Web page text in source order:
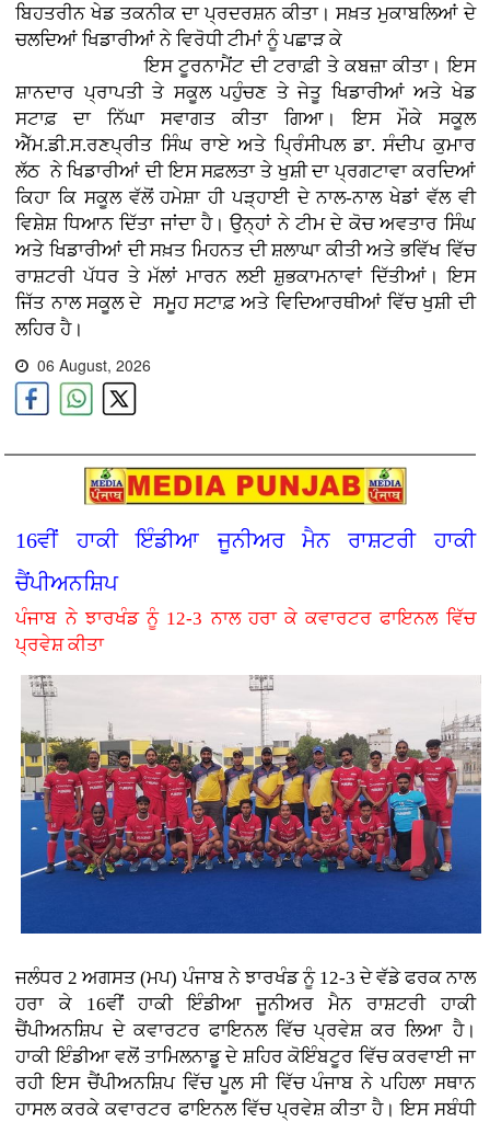
ਬਿਹਤਰੀਨ ਖੇਡ ਤਕਨੀਕ ਦਾ ਪ੍ਰਦਰਸ਼ਨ ਕੀਤਾ। ਸਖ਼ਤ ਮੁਕਾਬਲਿਆਂ ਦੇ
ਚਲਦਿਆਂ ਖਿਡਾਰੀਆਂ ਨੇ ਵਿਰੋਧੀ ਟੀਮਾਂ ਨੂੰ ਪਛਾੜ ਕੇ
ਇਸ ਟੂਰਨਾਮੈਂਟ ਦੀ ਟਰਾਫ਼ੀ ਤੇ ਕਬਜ਼ਾ ਕੀਤਾ। ਇਸ
ਸ਼ਾਨਦਾਰ ਪ੍ਰਾਪਤੀ ਤੇ ਸਕੂਲ ਪਹੁੰਚਣ ਤੇ ਜੇਤੂ ਖਿਡਾਰੀਆਂ ਅਤੇ ਖੇਡ
ਸਟਾਫ਼ ਦਾ ਨਿੱਘਾ ਸਵਾਗਤ ਕੀਤਾ ਗਿਆ। ਇਸ ਮੌਕੇ ਸਕੂਲ
ਐੱਮ.ਡੀ.ਸ.ਰਣਪ੍ਰੀਤ ਸਿੰਘ ਰਾਏ ਅਤੇ ਪ੍ਰਿੰਸੀਪਲ ਡਾ. ਸੰਦੀਪ ਕੁਮਾਰ
ਲੱਠ ਨੇ ਖਿਡਾਰੀਆਂ ਦੀ ਇਸ ਸਫ਼ਲਤਾ ਤੇ ਖੁਸ਼ੀ ਦਾ ਪ੍ਰਗਟਾਵਾ ਕਰਦਿਆਂ
ਕਿਹਾ ਕਿ ਸਕੂਲ ਵੱਲੋਂ ਹਮੇਸ਼ਾ ਹੀ ਪੜ੍ਹਾਈ ਦੇ ਨਾਲ-ਨਾਲ ਖੇਡਾਂ ਵੱਲ ਵੀ
ਵਿਸ਼ੇਸ਼ ਧਿਆਨ ਦਿੱਤਾ ਜਾਂਦਾ ਹੈ। ਉਨ੍ਹਾਂ ਨੇ ਟੀਮ ਦੇ ਕੋਚ ਅਵਤਾਰ ਸਿੰਘ
ਅਤੇ ਖਿਡਾਰੀਆਂ ਦੀ ਸਖ਼ਤ ਮਿਹਨਤ ਦੀ ਸ਼ਲਾਘਾ ਕੀਤੀ ਅਤੇ ਭਵਿੱਖ ਵਿੱਚ
ਰਾਸ਼ਟਰੀ ਪੱਧਰ ਤੇ ਮੱਲਾਂ ਮਾਰਨ ਲਈ ਸ਼ੁਭਕਾਮਨਾਵਾਂ ਦਿੱਤੀਆਂ। ਇਸ
ਜਿੱਤ ਨਾਲ ਸਕੂਲ ਦੇ ਸਮੂਹ ਸਟਾਫ਼ ਅਤੇ ਵਿਦਿਆਰਥੀਆਂ ਵਿੱਚ ਖੁਸ਼ੀ ਦੀ
ਲਹਿਰ ਹੈ।
06 August, 2026
16ਵੀਂ ਹਾਕੀ ਇੰਡੀਆ ਜੂਨੀਅਰ ਮੈਨ ਰਾਸ਼ਟਰੀ ਹਾਕੀ
ਚੈਂਪੀਅਨਸ਼ਿਪ
ਪੰਜਾਬ ਨੇ ਝਾਰਖੰਡ ਨੂੰ 12-3 ਨਾਲ ਹਰਾ ਕੇ ਕਵਾਰਟਰ ਫਾਇਨਲ ਵਿੱਚ
ਪ੍ਰਵੇਸ਼ ਕੀਤਾ
ਜਲੰਧਰ 2 ਅਗਸਤ (ਮਪ) ਪੰਜਾਬ ਨੇ ਝਾਰਖੰਡ ਨੂੰ 12-3 ਦੇ ਵੱਡੇ ਫਰਕ ਨਾਲ
ਹਰਾ ਕੇ 16ਵੀਂ ਹਾਕੀ ਇੰਡੀਆ ਜੂਨੀਅਰ ਮੈਨ ਰਾਸ਼ਟਰੀ ਹਾਕੀ
ਚੈਂਪੀਅਨਸ਼ਿਪ ਦੇ ਕਵਾਰਟਰ ਫਾਇਨਲ ਵਿੱਚ ਪ੍ਰਵੇਸ਼ ਕਰ ਲਿਆ ਹੈ।
ਹਾਕੀ ਇੰਡੀਆ ਵਲੋਂ ਤਾਮਿਲਨਾਡੂ ਦੇ ਸ਼ਹਿਰ ਕੋਇੰਬਟੂਰ ਵਿੱਚ ਕਰਵਾਈ ਜਾ
ਰਹੀ ਇਸ ਚੈਂਪੀਅਨਸ਼ਿਪ ਵਿੱਚ ਪੂਲ ਸੀ ਵਿੱਚ ਪੰਜਾਬ ਨੇ ਪਹਿਲਾ ਸਥਾਨ
ਹਾਸਲ ਕਰਕੇ ਕਵਾਰਟਰ ਫਾਇਨਲ ਵਿੱਚ ਪ੍ਰਵੇਸ਼ ਕੀਤਾ ਹੈ। ਇਸ ਸਬੰਧੀ